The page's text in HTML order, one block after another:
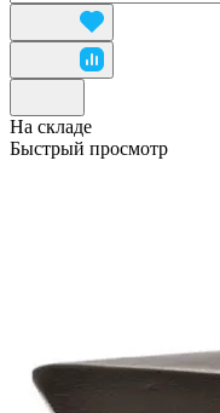
На складе
Быстрый просмотр